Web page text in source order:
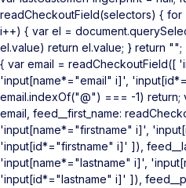
readCheckoutField(selectors) { for
i++) { var el =
el.value) return el.value; } return
{ var email = readCheckoutField([
'input[name*="email" i]',
email.indexOf("@") === -1) return;
email, feed__first_name:
'input[name*="firstname" i]',
'input[id*="firstname" i]' ]),
'input[name*="lastname" i]',
'input[id*="lastname" i]' ]),